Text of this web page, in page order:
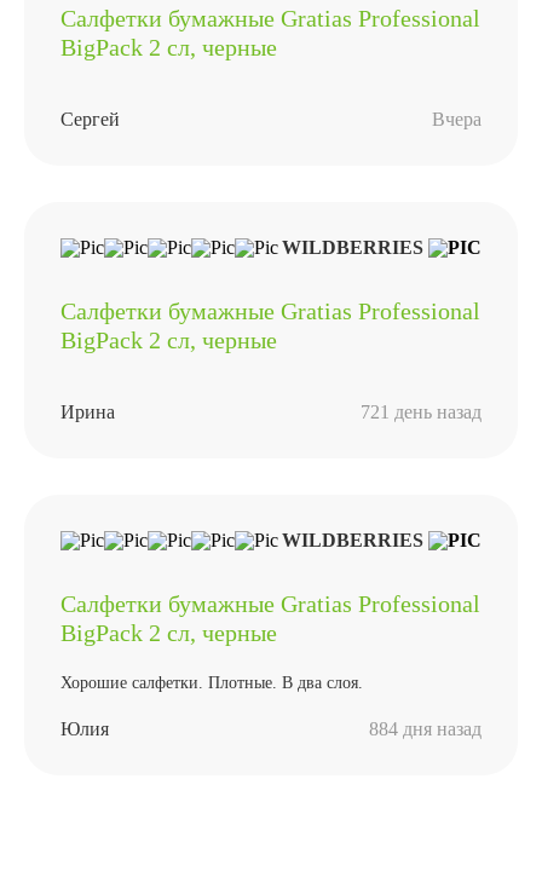
Салфетки бумажные Gratias Professional
BigPack 2 сл, черные
Сергей Вчера
WILDBERRIES
Салфетки бумажные Gratias Professional
BigPack 2 сл, черные
Ирина 721 день назад
WILDBERRIES
Салфетки бумажные Gratias Professional
BigPack 2 сл, черные
Хорошие салфетки. Плотные. В два слоя.
Юлия 884 дня назад